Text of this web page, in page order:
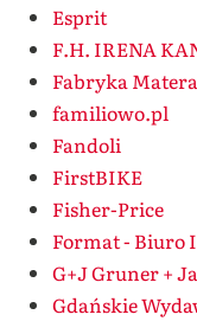
Esprit
F.H. IRENA
Fabryka
familiowo.pl
Fandoli
FirstBIKE
Fisher-Price
Format - Biuro
G+J Gruner +
Gdańskie